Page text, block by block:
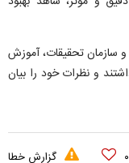
سازمان تحقیقات، آموزش
و نظرات خود را بیان
۰ گزارش خطا